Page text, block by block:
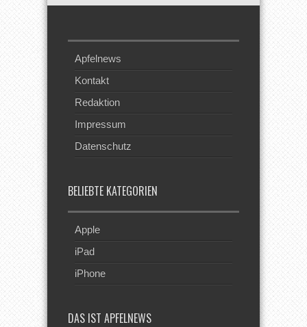
Apfelnews
Kontakt
Redaktion
Impressum
Datenschutz
BELIEBTE KATEGORIEN
Apple
iPad
iPhone
DAS IST APFELNEWS